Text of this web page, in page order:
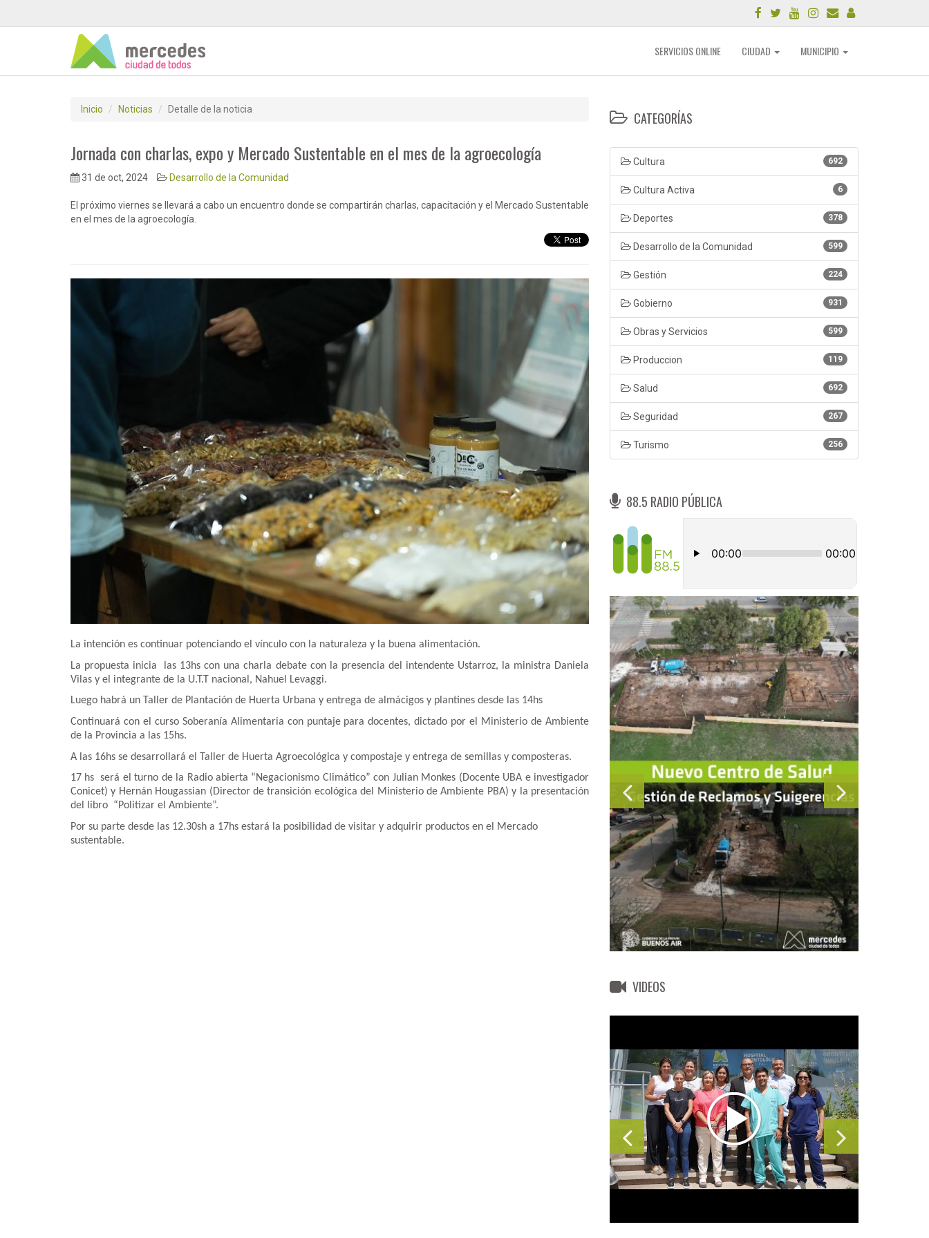
SERVICIOS ONLINE CIUDAD MUNICIPIO
Inicio Noticias Detalle de la noticia
Jornada con charlas, expo y Mercado Sustentable en el mes de la agroecología
31 de oct, 2024 Desarrollo de la Comunidad
El próximo viernes se llevará a cabo un encuentro donde se compartirán charlas, capacitación y el Mercado Sustentable
en el mes de la agroecología.
La intención es continuar potenciando el vínculo con la naturaleza y la buena alimentación.
La propuesta inicia las 13hs con una charla debate con la presencia del intendente Ustarroz, la ministra Daniela
Vilas y el integrante de la U.T.T nacional, Nahuel Levaggi.
Luego habrá un Taller de Plantación de Huerta Urbana y entrega de almácigos y plantines desde las 14hs
Continuará con el curso Soberanía Alimentaria con puntaje para docentes, dictado por el Ministerio de Ambiente
de la Provincia a las 15hs.
A las 16hs se desarrollará el Taller de Huerta Agroecológica y compostaje y entrega de semillas y composteras.
17 hs será el turno de la Radio abierta “Negacionismo Climático” con Julian Monkes (Docente UBA e investigador
Conicet) y Hernán Hougassian (Director de transición ecológica del Ministerio de Ambiente PBA) y la presentación
del libro “Politizar el Ambiente”.
Por su parte desde las 12.30sh a 17hs estará la posibilidad de visitar y adquirir productos en el Mercado
sustentable.
CATEGORÍAS
692
Cultura
6
Cultura Activa
378
Deportes
599
Desarrollo de la Comunidad
224
Gestión
931
Gobierno
599
Obras y Servicios
119
Produccion
692
Salud
267
Seguridad
256
Turismo
88.5 RADIO PÚBLICA
VIDEOS